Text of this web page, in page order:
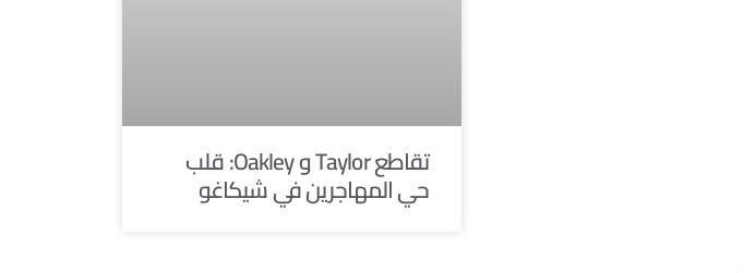
تقاطع Taylor و Oakley: قلب
حي المهاجرين في شيكاغو